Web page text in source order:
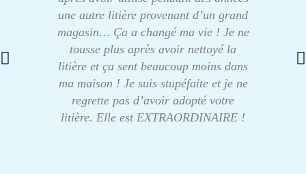
une autre litière provenant d’un grand
magasin… Ça a changé ma vie ! Je ne
tousse plus après avoir nettoyé la
litière et ça sent beaucoup moins dans
ma maison ! Je suis stupéfaite et je ne
regrette pas d’avoir adopté votre
litière. Elle est EXTRAORDINAIRE !